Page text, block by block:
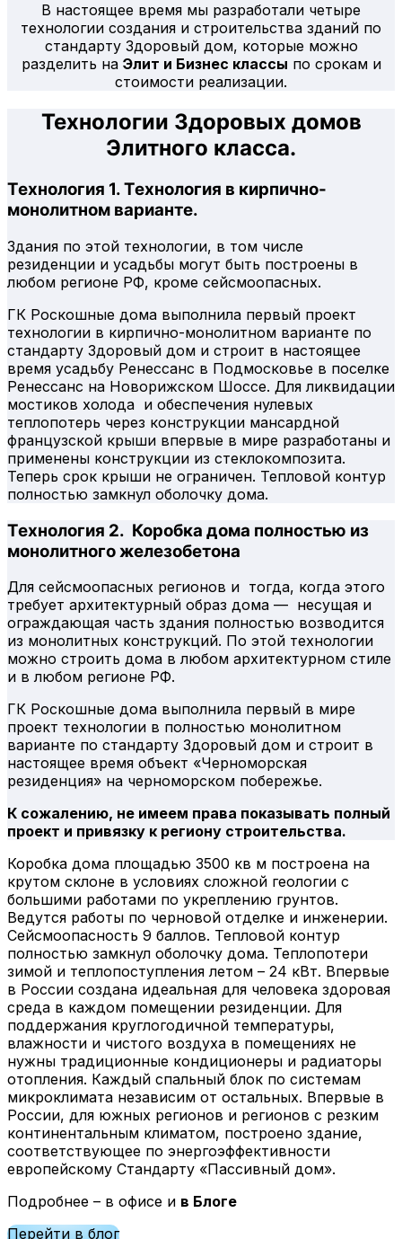
В настоящее время мы разработали четыре
технологии создания и строительства зданий по
стандарту Здоровый дом, которые можно
разделить на Элит и Бизнес классы по срокам и
стоимости реализации.
Технологии Здоровых домов
Элитного класса.
Технология 1. Технология в кирпично-
монолитном варианте.
Здания по этой технологии, в том числе
резиденции и усадьбы могут быть построены в
любом регионе РФ, кроме сейсмоопасных.
ГК Роскошные дома выполнила первый проект
технологии в кирпично-монолитном варианте по
стандарту Здоровый дом и строит в настоящее
время усадьбу Ренессанс в Подмосковье в поселке
Ренессанс на Новорижском Шоссе. Для ликвидации
мостиков холода и обеспечения нулевых
теплопотерь через конструкции мансардной
французской крыши впервые в мире разработаны и
применены конструкции из стеклокомпозита.
Теперь срок крыши не ограничен. Тепловой контур
полностью замкнул оболочку дома.
Технология 2. Коробка дома полностью из
монолитного железобетона
Для сейсмоопасных регионов и тогда, когда этого
требует архитектурный образ дома — несущая и
ограждающая часть здания полностью возводится
из монолитных конструкций. По этой технологии
можно строить дома в любом архитектурном стиле
и в любом регионе РФ.
ГК Роскошные дома выполнила первый в мире
проект технологии в полностью монолитном
варианте по стандарту Здоровый дом и строит в
настоящее время объект «Черноморская
резиденция» на черноморском побережье.
К сожалению, не имеем права показывать полный
проект и привязку к региону строительства.
Коробка дома площадью 3500 кв м построена на
крутом склоне в условиях сложной геологии с
большими работами по укреплению грунтов.
Ведутся работы по черновой отделке и инженерии.
Сейсмоопасность 9 баллов. Тепловой контур
полностью замкнул оболочку дома. Теплопотери
зимой и теплопоступления летом – 24 кВт. Впервые
в России создана идеальная для человека здоровая
среда в каждом помещении резиденции. Для
поддержания круглогодичной температуры,
влажности и чистого воздуха в помещениях не
нужны традиционные кондиционеры и радиаторы
отопления. Каждый спальный блок по системам
микроклимата независим от остальных. Впервые в
России, для южных регионов и регионов с резким
континентальным климатом, построено здание,
соответствующее по энергоэффективности
европейскому Стандарту «Пассивный дом».
Подробнее – в офисе и в Блоге
Перейти в блог